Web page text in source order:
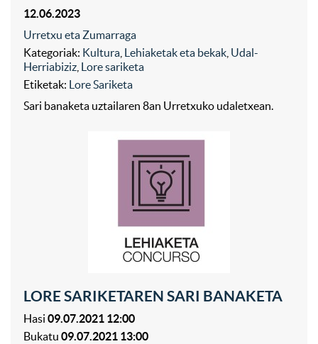
12.06.2023
Urretxu eta Zumarraga
Kategoriak: Kultura Lehiaketak eta bekak Udal-
Herriabiziz Lore sariketa
Etiketak: Lore Sariketa
Sari banaketa uztailaren 8an Urretxuko udaletxean.
LORE SARIKETAREN SARI BANAKETA
Hasi 09.07.2021 12:00
Bukatu 09.07.2021 13:00